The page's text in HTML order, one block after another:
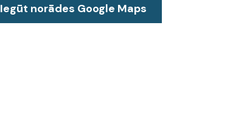
Iegūt norādes Google Maps